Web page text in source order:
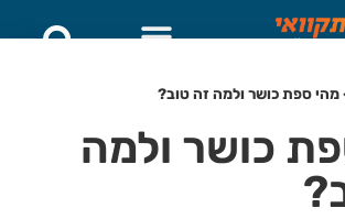
מהי ספת כושר ולמה זה טוב?
כושר ולמה